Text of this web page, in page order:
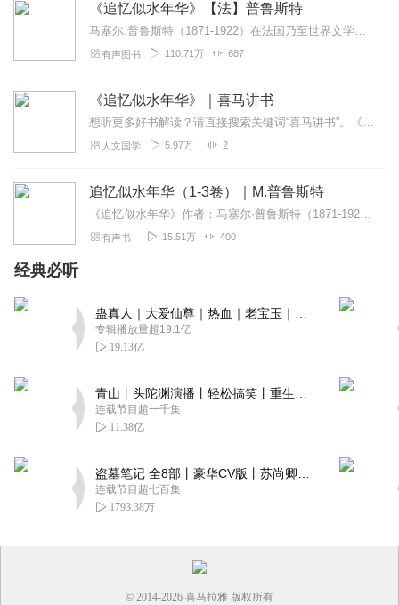
《追忆似水年华》【法】普鲁斯特
马塞尔.普鲁斯特（1871-1922）在法国乃至世界文学史上占据着极其重要的地位，他在小说创作中，实现了一场“逆向的哥白尼式革命”：人的精神重又被安置在天地的中...
有声图书 110.71万 687
《追忆似水年华》｜喜马讲书
想听更多好书解读？请直接搜索关键词“喜马讲书”。《追忆似水年华》的作者是法国作家普鲁斯特。《追忆似水年华》共有七卷，将近三千页。小说以叙述者马塞尔的口吻，回顾了...
人文国学 5.97万 2
追忆似水年华（1-3卷）｜M.普鲁斯特
《追忆似水年华》作者：马塞尔·普鲁斯特（1871-1922）第一卷在斯万家这边第二卷在少女们身旁第三卷盖尔芒特家那边《追忆似水年华》与《尤利西斯》并称意...
有声书 15.51万 400
经典必听
专辑播放量超19.1亿
19.13亿
连载节目超一千集
11.38亿
连载节目超七百集
1793.38万
© 2014-2026 喜马拉雅 版权所有